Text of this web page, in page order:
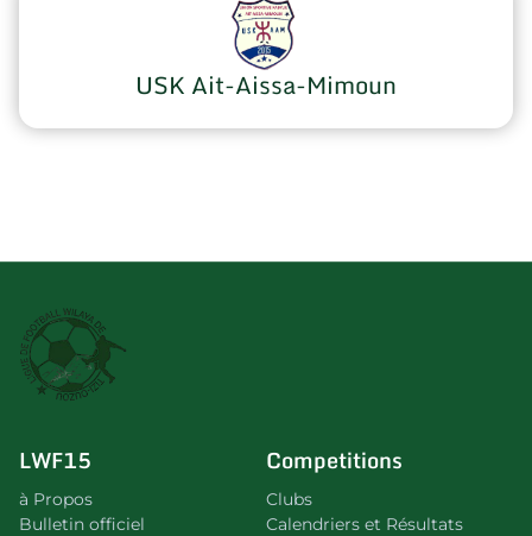
USK Ait-Aissa-Mimoun
LWF15
à Propos
Bulletin officiel
Competitions
Clubs
Calendriers et Résultats